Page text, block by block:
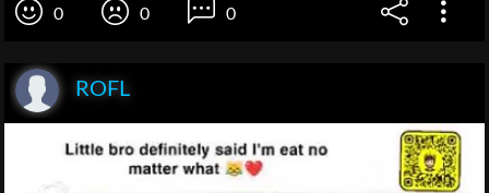
0 0 0
ROFL